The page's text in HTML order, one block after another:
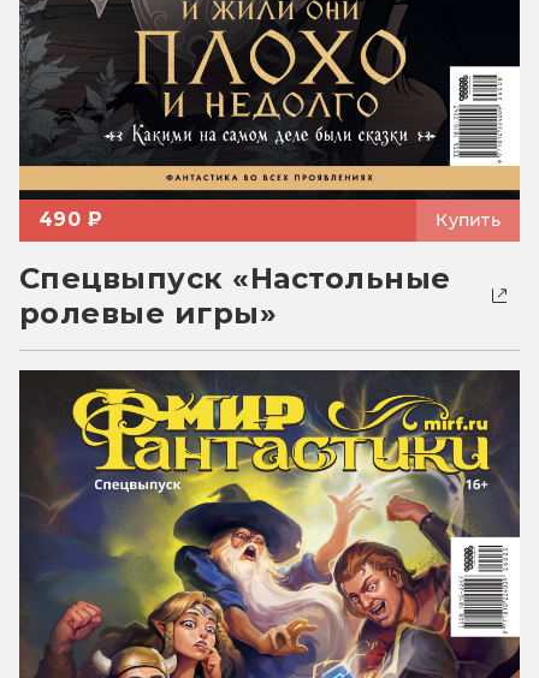
490 ₽ Купить
Спецвыпуск «Настольные
ролевые игры»